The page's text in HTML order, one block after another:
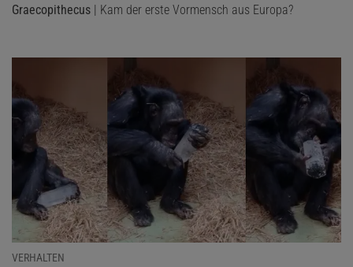
Graecopithecus | Kam der erste Vormensch aus Europa?
VERHALTEN